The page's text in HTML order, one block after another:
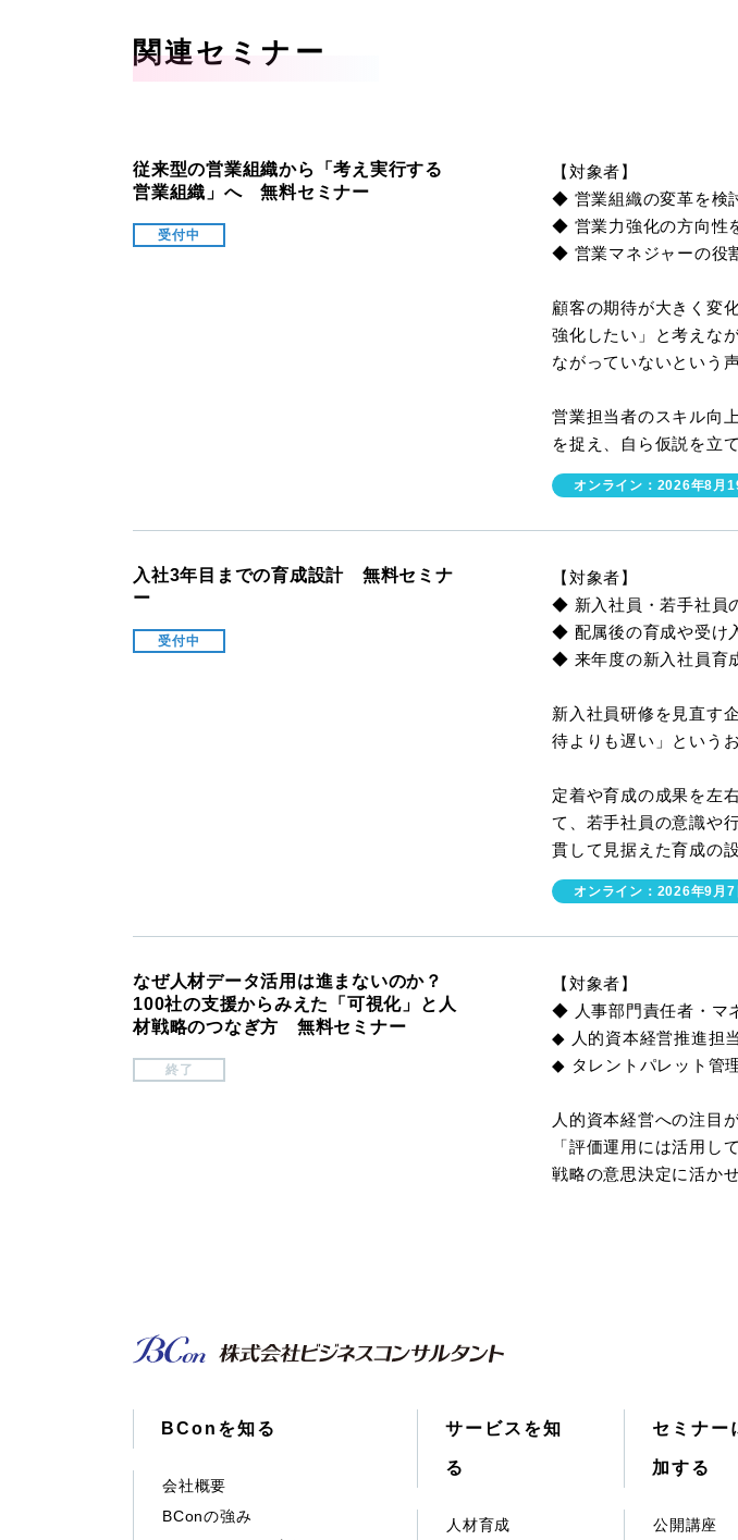
関連セミナー
受付中
従来型の営業組織から「考え実行する
営業組織」へ 無料セミナー
【対象者】
◆ 営業組織の変革を検
◆ 営業力強化の方向性
◆ 営業マネジャーの役
顧客の期待が大きく変
強化したい」と考えな
ながっていないという
営業担当者のスキル向
を捉え、自ら仮説を立
オンライン：2026年8月
受付中
入社3年目までの育成設計 無料セミナ
ー
【対象者】
◆ 新入社員・若手社員
◆ 配属後の育成や受け
◆ 来年度の新入社員育
新入社員研修を見直す
待よりも遅い」という
定着や育成の成果を左
て、若手社員の意識や
貫して見据えた育成の設
オンライン：2026年9月7
終了
なぜ人材データ活用は進まないのか？
100社の支援からみえた「可視化」と人
材戦略のつなぎ方 無料セミナー
【対象者】
◆ 人事部門責任者・マ
◆ 人的資本経営推進担
◆ タレントパレット管
人的資本経営への注目
「評価運用には活用し
戦略の意思決定に活か
BConを知る
会社概要
BConの強み
サービスを知
る
人材育成
セミナー
加する
公開講座